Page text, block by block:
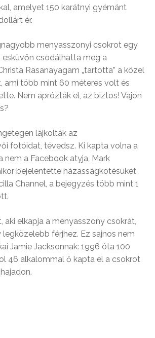
amelyet 150 karátnyi gyémánt
ér.
menyasszonyi csokrot egy
esküvőn csodálhatta meg a
Rasanayagam „tartotta” a közel
ami több mint 60 méteres volt és
Nem aprózták el, az biztos! Vajon
lájkolták az
fotóidat, tévedsz. Ki kapta volna a
nem a Facebook atyja, Mark
bejelentette házasságkötésüket
Channel, a bejegyzés több mint 1
aki elkapja a menyasszony csokrát,
férjhez. Ez sajnos nem
Jamie Jacksonnak: 1996 óta 100
46 alkalommal ő kapta el a csokrot